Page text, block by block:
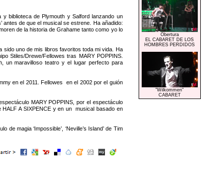
biblioteca de Plymouth y Salford lanzando un
antes de que el musical se estrene. Ha añadido:
de la historia de Grahame tanto como yo lo
sido uno de mis libros favoritos toda mi vida. Ha
Stiles/Drewe/Fellowes tras MARY POPPINS.
un maravilloso teatro y el lugar perfecto para
en el 2011. Fellowes en el 2002 por el guión
MARY POPPINS, por el espectáculo
A SIXPENCE y en un musical basado en
magia ‘Impossible’, ‘Neville’s Island’ de Tim
Obertura
EL CABARET DE LOS
HOMBRES PERDIDOS
"Wilkommen"
CABARET